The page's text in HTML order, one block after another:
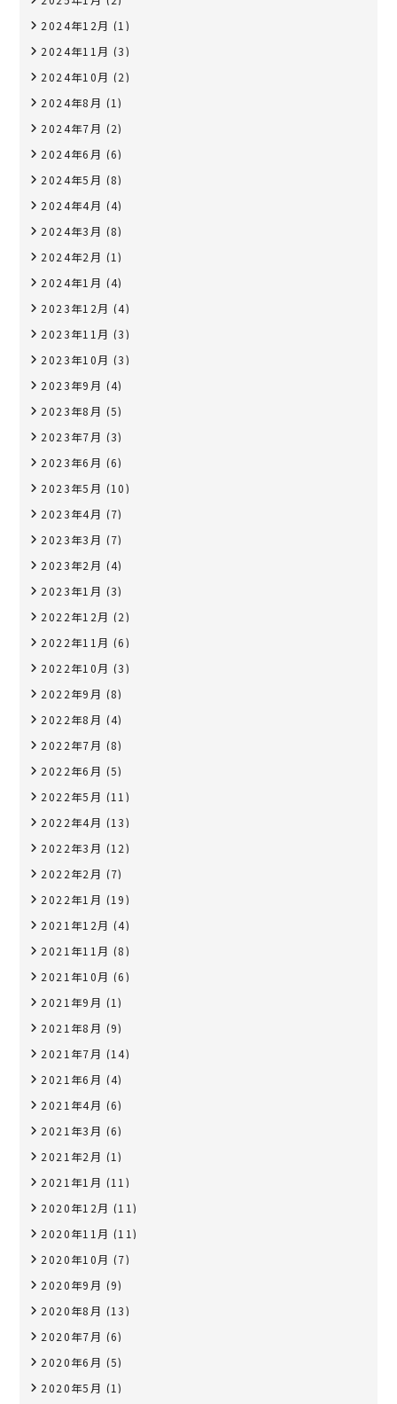
2024年12月 (1)
2024年11月 (3)
2024年10月 (2)
2024年8月 (1)
2024年7月 (2)
2024年6月 (6)
2024年5月 (8)
2024年4月 (4)
2024年3月 (8)
2024年2月 (1)
2024年1月 (4)
2023年12月 (4)
2023年11月 (3)
2023年10月 (3)
2023年9月 (4)
2023年8月 (5)
2023年7月 (3)
2023年6月 (6)
2023年5月 (10)
2023年4月 (7)
2023年3月 (7)
2023年2月 (4)
2023年1月 (3)
2022年12月 (2)
2022年11月 (6)
2022年10月 (3)
2022年9月 (8)
2022年8月 (4)
2022年7月 (8)
2022年6月 (5)
2022年5月 (11)
2022年4月 (13)
2022年3月 (12)
2022年2月 (7)
2022年1月 (19)
2021年12月 (4)
2021年11月 (8)
2021年10月 (6)
2021年9月 (1)
2021年8月 (9)
2021年7月 (14)
2021年6月 (4)
2021年4月 (6)
2021年3月 (6)
2021年2月 (1)
2021年1月 (11)
2020年12月 (11)
2020年11月 (11)
2020年10月 (7)
2020年9月 (9)
2020年8月 (13)
2020年7月 (6)
2020年6月 (5)
2020年5月 (1)